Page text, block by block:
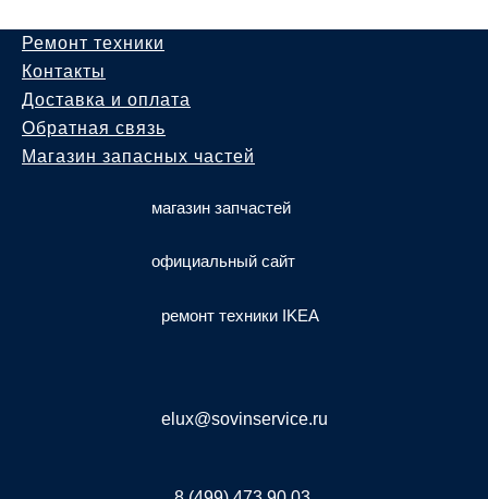
Ремонт техники
Контакты
Доставка и оплата
Обратная связь
Магазин запасных частей
магазин запчастей
официальный сайт
ремонт техники IKEA
elux@sovinservice.ru